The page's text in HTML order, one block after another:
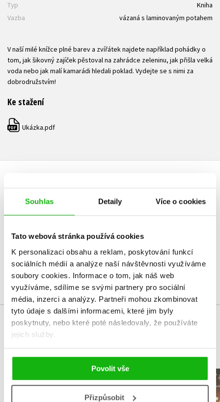
Souhlas Detaily Více o cookies
Tato webová stránka používá cookies
K personalizaci obsahu a reklam, poskytování funkcí
sociálních médií a analýze naší návštěvnosti využíváme
soubory cookies. Informace o tom, jak náš web
využíváme, sdílíme se svými partnery pro sociální
média, inzerci a analýzy. Partneři mohou zkombinovat
tyto údaje s dalšími informacemi, které jim byly
poskytnuty, nebo které poté následovaly, že používáte
jejich služby.
Povolit vše
Přizpůsobit
Typ
Kniha
Vazba
vázaná s laminovaným potahem
V naší milé knížce plné barev a zvířátek najdete například pohádky o
tom, jak šikovný zajíček pěstoval na zahrádce zeleninu, jak přišla velká
voda nebo jak malí kamarádi hledali poklad. Vydejte se s nimi za
dobrodružstvím!
Ke stažení
PDF Ukázka.pdf
HODNOCENÍ ČTENÁŘŮ
V současné době nejsou vytvořena žádná uživatelská hodnocení.
Vaše hodnocení
Uživatelskou recenzi mohou vkládat pouze registrovaní uživatelé
Přihlásit
MOHLO BY VÁS TAKÉ ZAJÍMAT
Gábinin kouzelný
domek - Čti a hraj si
Gerda:
a